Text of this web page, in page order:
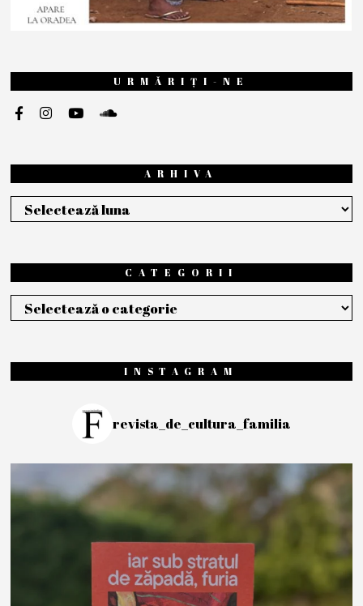
URMĂRIȚI-NE
ARHIVA
Arhiva
CATEGORII
Categorii
INSTAGRAM
revista_de_cultura_familia